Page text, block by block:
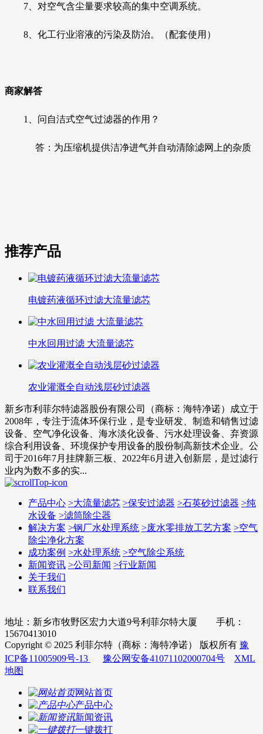
7、对空气含尘量要求较高的集中空调系统。
8、化工行业溶液的污染及防治。（配套使用）
商家解答
1、 问自洁式空气过滤器的作用？
答 ： 为压缩机提供洁净进气并自动清除滤网上的杂质
推荐产品
电镀药液循环过滤大流量滤芯
中水回用过滤 大流量滤芯
农业灌溉全自动浅层砂过滤器
新乡市利菲尔特滤器股份有限公司（商标：海特净诺）成立于
2008年，专注于流体环保行业，是专业研发、制造和销售过滤
设备、空气净化设备、海水淡化设备、污水处理设备、弃资源
综合利用设备、环境保护专用设备的股份制高新技术企业。公
司于2016年7月挂牌新三板、2022年6月进入创新层，是过滤行
业内为数不多的实...
产品中心 >大流量滤芯 >保安过滤器 >石英砂过滤器 >纯
水设备 >滤筒除尘器
解决方案 >钢厂水处理系统 >废水零排放工艺方案 >空气
除尘净化方案
成功案例 >水处理系统 >空气除尘系统
新闻资讯 >公司新闻 >行业新闻
关于我们
联系我们
地址：新乡市牧野区宏力大道9号利菲尔特大厦 手机：
15670413010
Copyright © 2025 利菲尔特（商标：海特净诺） 版权所有 豫
ICP备11005909号-13
豫公网安备41071102000704号
XML
地图
网站首页
产品中心
新闻资讯
一键拨打